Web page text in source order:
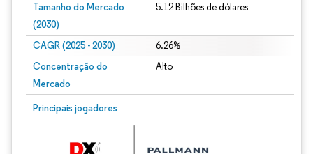
Tamanho do Mercado
(2030)
5.12 Bilhões de dólares
CAGR (2025 - 2030) 6.26%
Concentração do
Mercado
Alto
Principais jogadores